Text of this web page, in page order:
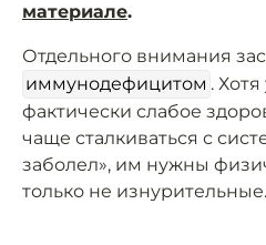
материале.
Отдельного внимания
иммунодефицитом .
фактически слабое
чаще сталкиваться с
заболел», им нужны
только не изнурительные.